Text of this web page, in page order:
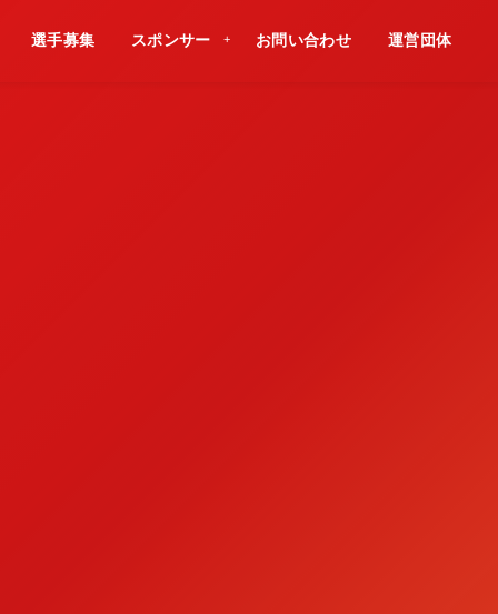
選手募集 スポンサー お問い合わせ 運営団体